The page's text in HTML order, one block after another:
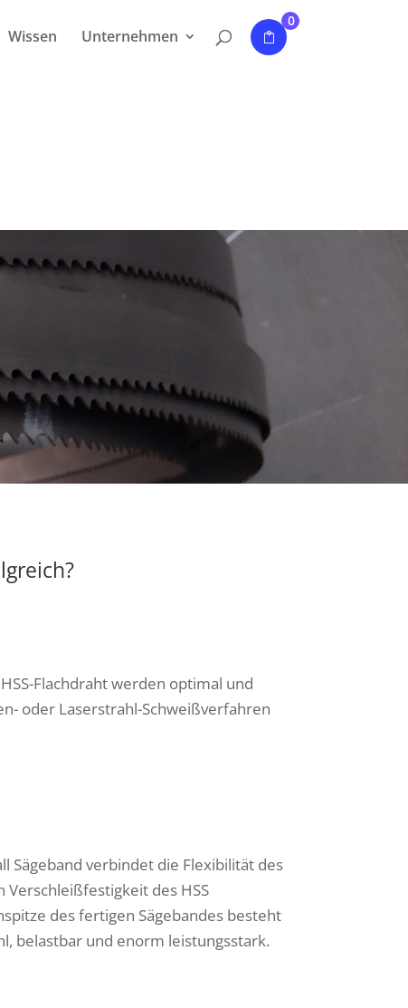
Wissen Unternehmen
0
Flachdraht werden optimal und
oder Laserstrahl-Schweißverfahren
Sägeband verbindet die Flexibilität des
des HSS
des fertigen Sägebandes besteht
belastbar und enorm leistungsstark.